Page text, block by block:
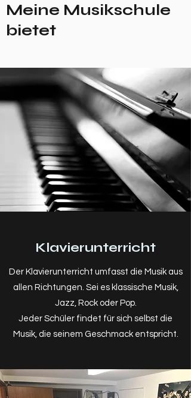
Meine Musikschule
bietet
Klavierunterricht
Der Klavierunterricht umfasst die Musik aus
allen Richtungen. Sei es klassische Musik,
Jazz, Rock oder Pop.
Jeder Schüler findet für sich selbst die
Musik, die seinem Geschmack entspricht.